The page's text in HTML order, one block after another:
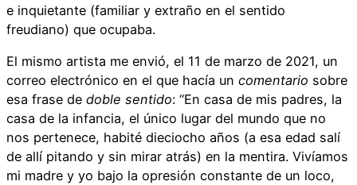
e inquietante (familiar y extraño en el sentido
freudiano) que ocupaba.
El mismo artista me envió, el 11 de marzo de 2021, un
correo electrónico en el que hacía un comentario sobre
esa frase de doble sentido: “En casa de mis padres, la
casa de la infancia, el único lugar del mundo que no
nos pertenece, habité dieciocho años (a esa edad salí
de allí pitando y sin mirar atrás) en la mentira. Vivíamos
mi madre y yo bajo la opresión constante de un loco,